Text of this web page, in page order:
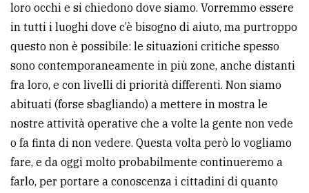
loro occhi e si chiedono dove siamo. Vorremmo essere
in tutti i luoghi dove c’è bisogno di aiuto, ma purtroppo
questo non è possibile: le situazioni critiche spesso
sono contemporaneamente in più zone, anche distanti
fra loro, e con livelli di priorità differenti. Non siamo
abituati (forse sbagliando) a mettere in mostra le
nostre attività operative che a volte la gente non vede
o fa finta di non vedere. Questa volta però lo vogliamo
fare, e da oggi molto probabilmente continueremo a
farlo, per portare a conoscenza i cittadini di quanto